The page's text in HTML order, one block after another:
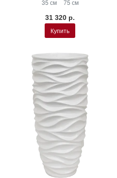
35 см 75 см
31 320 р.
Купить